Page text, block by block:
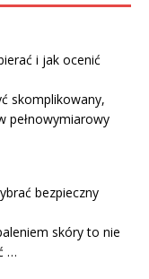
i jak ocenić
skomplikowany,
pełnowymiarowy
bezpieczny
skóry to nie
…